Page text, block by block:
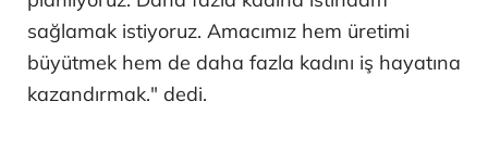
sağlamak istiyoruz. Amacımız hem üretimi
büyütmek hem de daha fazla kadını iş hayatına
kazandırmak." dedi.